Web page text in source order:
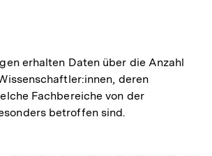
erhalten Daten über die Anzahl
deren
Fachbereiche von der
betroffen sind.